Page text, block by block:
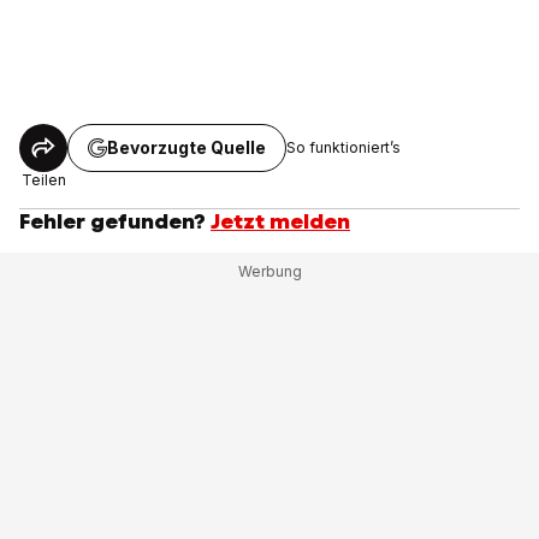
Teilen
Bevorzugte Quelle So funktioniert’s
Fehler gefunden? Jetzt melden